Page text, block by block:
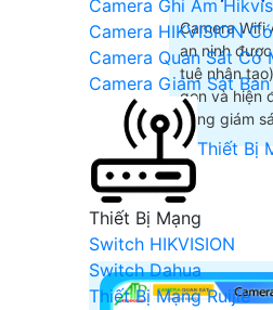
Camera Ghi Âm
Camera HIKVISION
Camera Quan Sát Có
Camera Giám Sát
Thiết Bị
Thiết Bị Mạng
Switch HIKVISION
Switch Dahua
Thiết Bị Mạng Ruijie
Camera Wifi
an ninh
tuệ nhân tạo) tiên
gọn và hiện
năng giám
lượng cao